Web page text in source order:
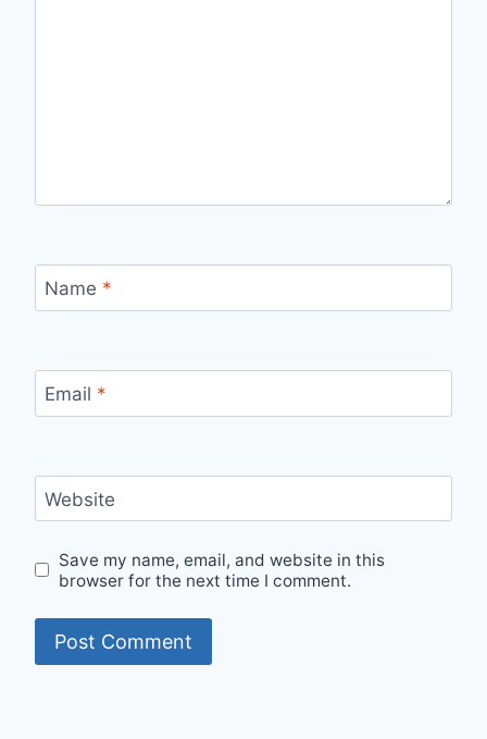
Name *
Email *
Website
Save my name, email, and website in this
browser for the next time I comment.